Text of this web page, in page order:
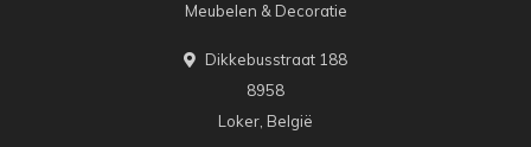
Meubelen & Decoratie
Dikkebusstraat 188
8958
Loker, België